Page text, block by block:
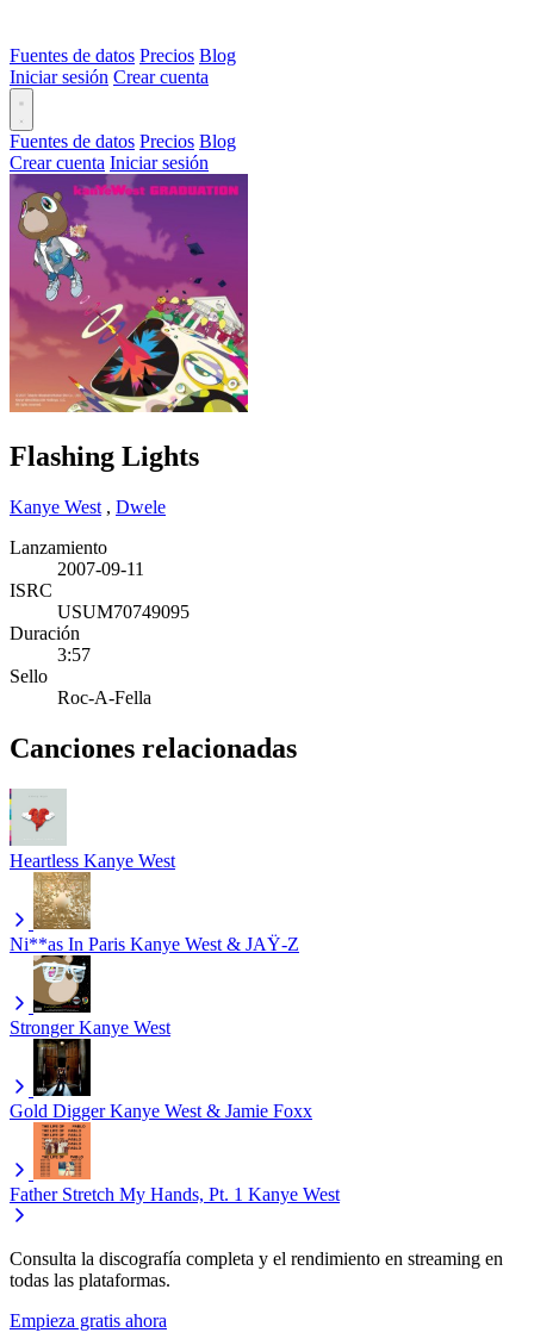
Fuentes de datos Precios Blog
Iniciar sesión Crear cuenta
Fuentes de datos Precios Blog
Crear cuenta Iniciar sesión
Flashing Lights
Kanye West , Dwele
Lanzamiento
2007-09-11
ISRC
USUM70749095
Duración
3:57
Sello
Roc-A-Fella
Canciones relacionadas
Heartless Kanye West
Ni**as In Paris Kanye West & JAŸ-Z
Stronger Kanye West
Gold Digger Kanye West & Jamie Foxx
Father Stretch My Hands, Pt. 1 Kanye West
Consulta la discografía completa y el rendimiento en streaming en
todas las plataformas.
Empieza gratis ahora